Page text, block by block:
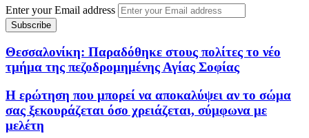
Enter your Email address
Θεσσαλονίκη: Παραδόθηκε στους πολίτες το νέο
τμήμα της πεζοδρομημένης Αγίας Σοφίας
Η ερώτηση που μπορεί να αποκαλύψει αν το σώμα
σας ξεκουράζεται όσο χρειάζεται, σύμφωνα με
μελέτη